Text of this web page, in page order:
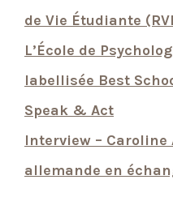
de Vie Étudiante
L’École de
labellisée Best
Speak & Act
Interview – Caroline
allemande en